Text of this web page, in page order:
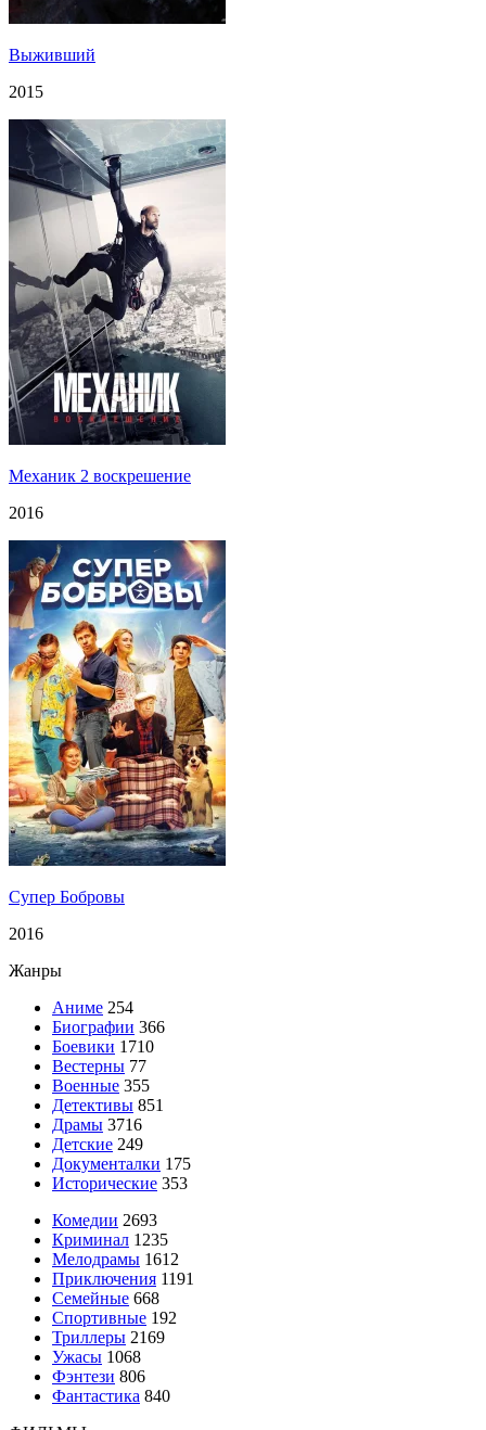
Выживший
2015
Механик 2 воскрешение
2016
Супер Бобровы
2016
Жанры
Аниме 254
Биографии 366
Боевики 1710
Вестерны 77
Военные 355
Детективы 851
Драмы 3716
Детские 249
Документалки 175
Исторические 353
Комедии 2693
Криминал 1235
Мелодрамы 1612
Приключения 1191
Семейные 668
Спортивные 192
Триллеры 2169
Ужасы 1068
Фэнтези 806
Фантастика 840